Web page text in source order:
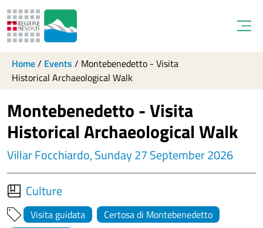
Home/ Events / Montebenedetto - Visita
Historical Archaeological Walk
Montebenedetto - Visita
Historical Archaeological Walk
Villar Focchiardo, Sunday 27 September 2026
Culture
Visita guidata
Certosa di Montebenedetto